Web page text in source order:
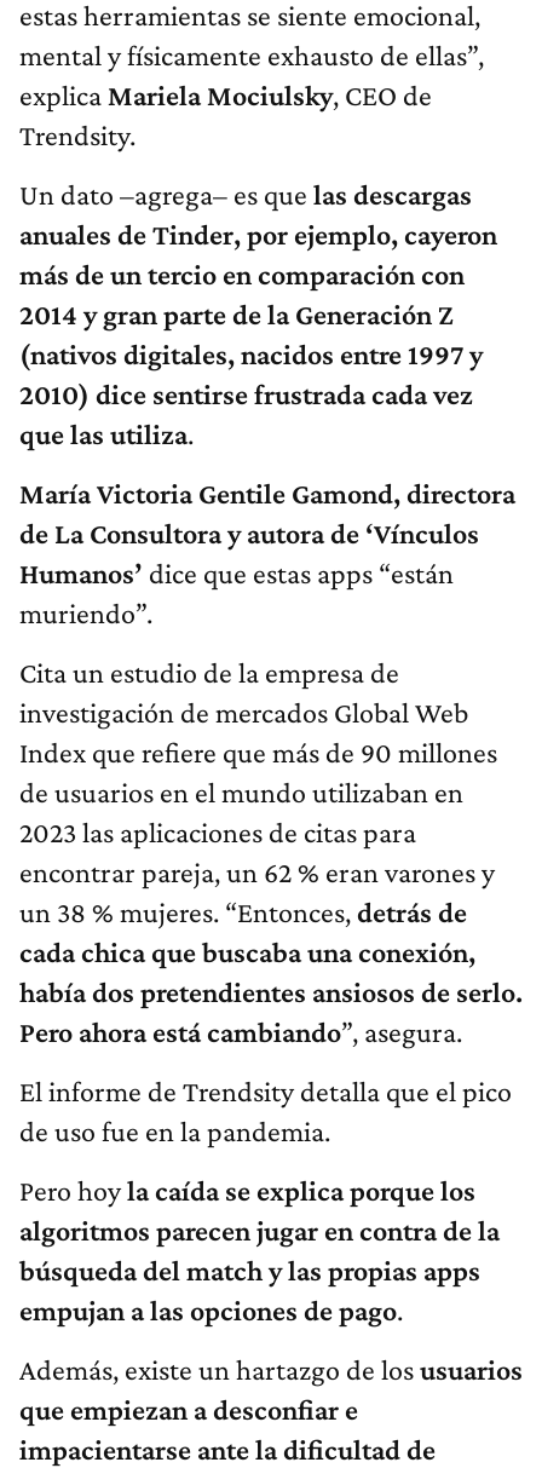
estas herramientas se siente emocional,
mental y físicamente exhausto de ellas”,
explica Mariela Mociulsky, CEO de
Trendsity.
Un dato –agrega– es que las descargas
anuales de Tinder, por ejemplo, cayeron
más de un tercio en comparación con
2014 y gran parte de la Generación Z
(nativos digitales, nacidos entre 1997 y
2010) dice sentirse frustrada cada vez
que las utiliza.
María Victoria Gentile Gamond, directora
de La Consultora y autora de ‘Vínculos
Humanos’ dice que estas apps “están
muriendo”.
Cita un estudio de la empresa de
investigación de mercados Global Web
Index que refiere que más de 90 millones
de usuarios en el mundo utilizaban en
2023 las aplicaciones de citas para
encontrar pareja, un 62 % eran varones y
un 38 % mujeres. “Entonces,detrás de
cada chica que buscaba una conexión,
había dos pretendientes ansiosos de serlo.
Pero ahora está cambiando”, asegura.
El informe de Trendsity detalla que el pico
de uso fue en la pandemia.
Pero hoyla caída se explica porque los
algoritmos parecen jugar en contra de la
búsqueda del match y las propias apps
empujan a las opciones de pago.
Además, existe un hartazgo de losusuarios
que empiezan a desconfiar e
impacientarse ante la dificultad de